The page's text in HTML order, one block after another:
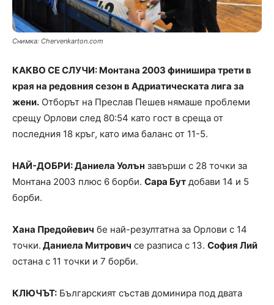
Снимка: Chervenkarton.com
КАКВО СЕ СЛУЧИ: Монтана 2003 финишира трети в
края на редовния сезон в Адриатическата лига за
жени. Отборът на Преслав Пешев нямаше проблеми
срещу Орлови след 80:54 като гост в среща от
последния 18 кръг, като има баланс от 11-5.
НАЙ-ДОБРИ: Даниела Уолън завърши с 28 точки за
Монтана 2003 плюс 6 борби. Сара Бут добави 14 и 5
борби.
Хана Предойевич бе най-резултатна за Орлови с 14
точки. Даниела Митрович се разписа с 13. София Лий
остана с 11 точки и 7 борби.
КЛЮЧЪТ: Българският състав доминира под двата